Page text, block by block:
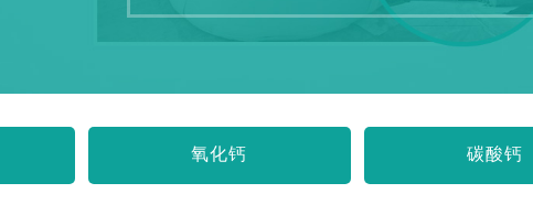
氧化钙 碳酸钙